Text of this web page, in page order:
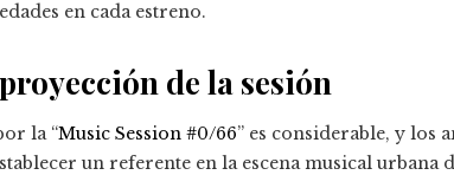
en cada estreno.
de la sesión
la “Music Session #0/66” es considerable, y los
un referente en la escena musical urbana